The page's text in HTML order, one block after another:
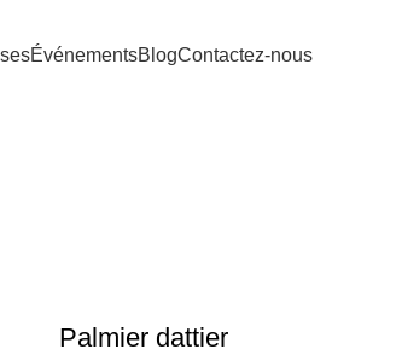
ÉvénementsBlogContactez-nous
Palmier dattier